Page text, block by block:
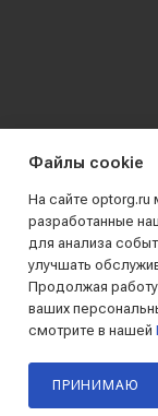
2019 - 2026
Файлы cookie
На сайте
разработанные
для анализа
улучшать
Продолжая
ваших
смотрите в нашей
ПРИНИМАЮ
Главная